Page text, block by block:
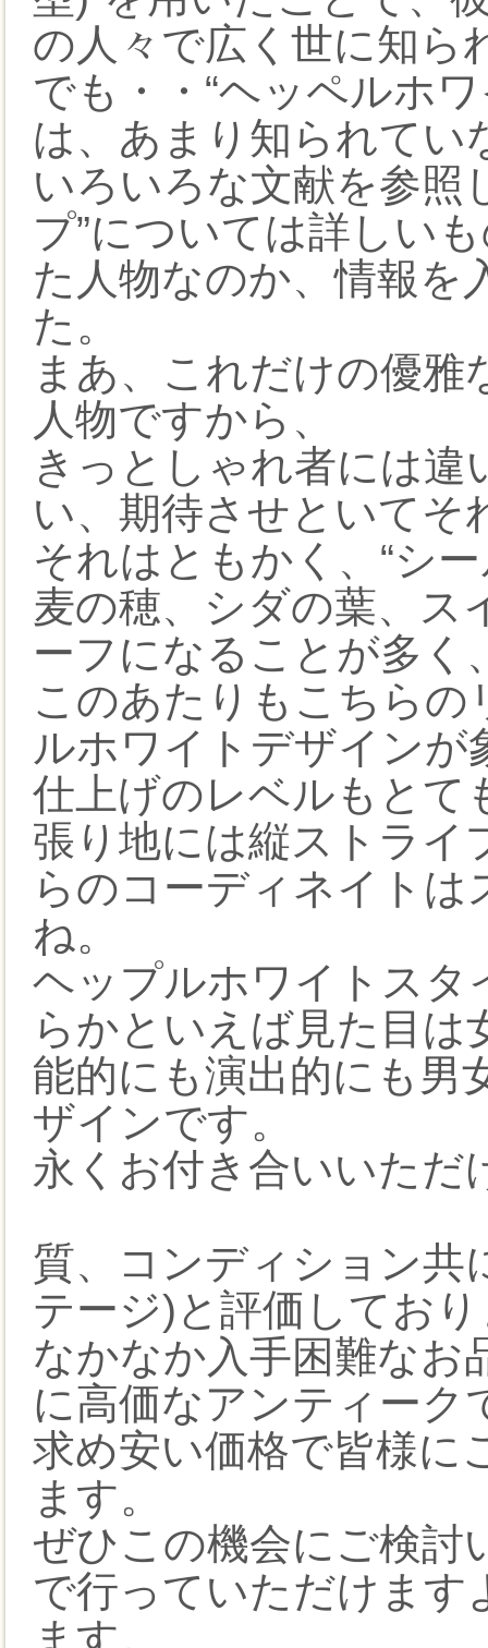
の人々で広く世に知ら
でも・・“ヘッペルホ
は、あまり知られてい
いろいろな文献を参照
プ”については詳しい
た人物なのか、情報を
た。
まあ、これだけの優
人物ですから、
きっとしゃれ者には
い、期待させといてそ
それはともかく、“シ
麦の穂、シダの葉、ス
ーフになることが多く
このあたりもこちら
ルホワイトデザインが
仕上げのレベルもとて
張り地には縦ストライ
らのコーディネイト
ね。
ヘップルホワイトスタ
らかといえば見た目は
能的にも演出的にも男
ザインです。
永くお付き合いいただ
質、コンディション共
テージ)と評価してお
なかなか入手困難なお
に高価なアンティーク
求め安い価格で皆様に
ます。
ぜひこの機会にご検討
で行っていただけます
ます。